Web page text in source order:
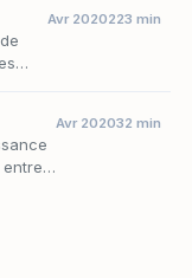
Avr 2020223 min
Avr 202032 min